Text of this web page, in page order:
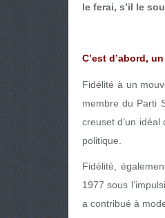
le ferai, s’il le
C’est d’abord,
Fidélité à un
membre du Parti
creuset d’un
politique.
Fidélité,
1977 sous
a contribué à